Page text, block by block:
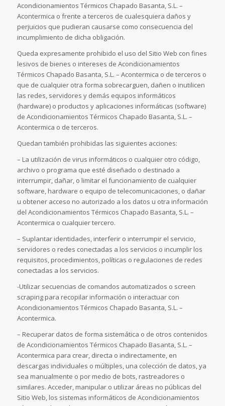
Acondicionamientos Térmicos Chapado Basanta, S.L. –
Acontermica o frente a terceros de cualesquiera daños y
perjuicios que pudieran causarse como consecuencia del
incumplimiento de dicha obligación.
Queda expresamente prohibido el uso del Sitio Web con fines
lesivos de bienes o intereses de Acondicionamientos
Térmicos Chapado Basanta, S.L. – Acontermica o de terceros o
que de cualquier otra forma sobrecarguen, dañen o inutilicen
las redes, servidores y demás equipos informáticos
(hardware) o productos y aplicaciones informáticas (software)
de Acondicionamientos Térmicos Chapado Basanta, S.L. –
Acontermica o de terceros.
Quedan también prohibidas las siguientes acciones:
– La utilización de virus informáticos o cualquier otro código,
archivo o programa que esté diseñado o destinado a
interrumpir, dañar, o limitar el funcionamiento de cualquier
software, hardware o equipo de telecomunicaciones, o dañar
u obtener acceso no autorizado a los datos u otra información
del Acondicionamientos Térmicos Chapado Basanta, S.L. –
Acontermica o cualquier tercero.
– Suplantar identidades, interferir o interrumpir el servicio,
servidores o redes conectadas a los servicios o incumplir los
requisitos, procedimientos, políticas o regulaciones de redes
conectadas a los servicios.
-Utilizar secuencias de comandos automatizados o screen
scraping para recopilar información o interactuar con
Acondicionamientos Térmicos Chapado Basanta, S.L. –
Acontermica.
– Recuperar datos de forma sistemática o de otros contenidos
de Acondicionamientos Térmicos Chapado Basanta, S.L. –
Acontermica para crear, directa o indirectamente, en
descargas individuales o múltiples, una colección de datos, ya
sea manualmente o por medio de bots, rastreadores o
similares. Acceder, manipular o utilizar áreas no públicas del
Sitio Web, los sistemas informáticos de Acondicionamientos